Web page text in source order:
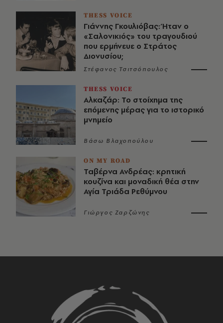
THESS VOICE
Γιάννης Γκουλιόβας: Ήταν ο
«Σαλονικιός» του τραγουδιού
που ερμήνευε ο Στράτος
Διονυσίου;
Στέφανος Τσιτσόπουλος
THESS VOICE
Αλκαζάρ: Το στοίχημα της
επόμενης μέρας για το ιστορικό
μνημείο
Βάσω Βλαχοπούλου
ON MY ROAD
Ταβέρνα Ανδρέας: κρητική
κουζίνα και μοναδική θέα στην
Αγία Τριάδα Ρεθύμνου
Γιώργος Ζαρζώνης